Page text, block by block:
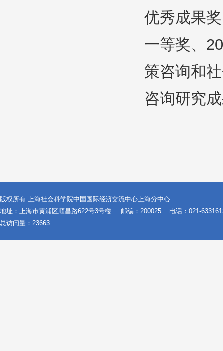
优秀成果
一等奖、
策咨询和
咨询研究
版权所有 上海社会科学院中国国际经济交流中心上海分中心
地址：上海市黄浦区顺昌路622号3号楼
邮编：200025
电话：021-
总访问量： 23663